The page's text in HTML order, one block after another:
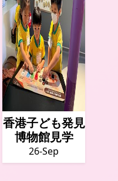
香港子ども発見
博物館見学
26-Sep